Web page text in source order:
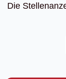
Die